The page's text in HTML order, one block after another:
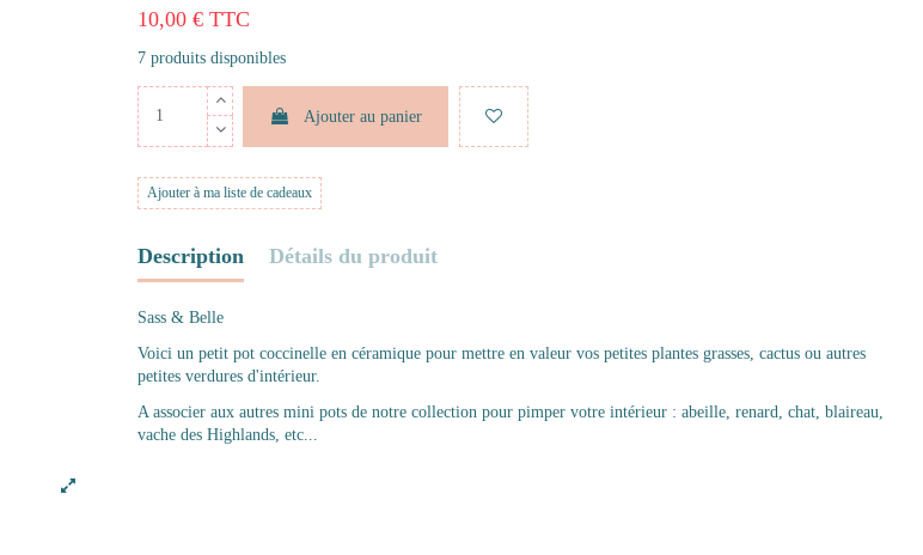
10,00 € TTC
7 produits disponibles
Ajouter au panier
Ajouter à ma liste de cadeaux
Description Détails du produit
Sass & Belle
Voici un petit pot coccinelle en céramique pour mettre en valeur vos petites plantes grasses, cactus ou autres
petites verdures d'intérieur.
A associer aux autres mini pots de notre collection pour pimper votre intérieur : abeille, renard, chat, blaireau,
vache des Highlands, etc...